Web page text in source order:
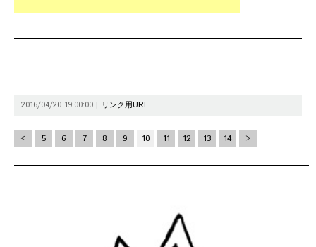
2016/04/20 19:00:00 | リンク用URL
< 5 6 7 8 9 10 11 12 13 14 >